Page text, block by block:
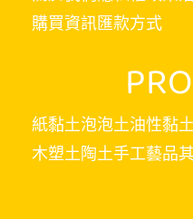
購買資訊匯款方式
紙黏土泡泡土油性黏土
木塑土陶土手工藝品